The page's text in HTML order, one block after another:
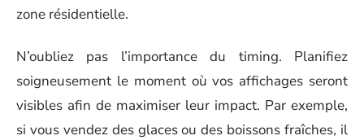
zone résidentielle.
N’oubliez pas l’importance du timing. Planifiez
soigneusement le moment où vos affichages seront
visibles afin de maximiser leur impact. Par exemple,
si vous vendez des glaces ou des boissons fraîches, il